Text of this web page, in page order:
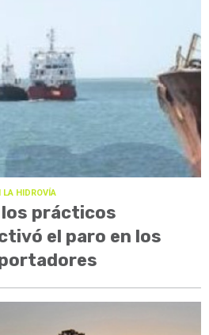
LA HIDROVÍA
los prácticos
el paro en los